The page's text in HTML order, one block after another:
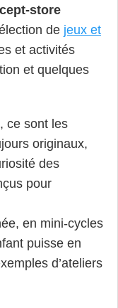
store
de jeux et
et activités
et quelques
ce sont les
originaux,
des
pour
en mini-cycles
puisse en
d’ateliers